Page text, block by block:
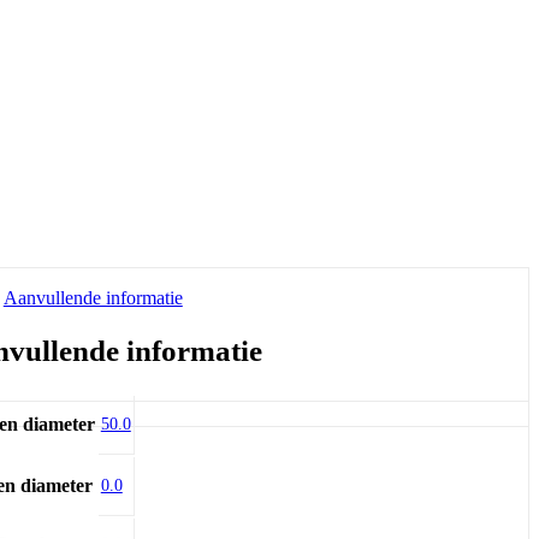
Aanvullende informatie
informatie
diameter 50.0
diameter 0.0